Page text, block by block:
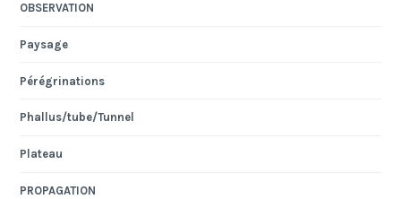
OBSERVATION
Paysage
Pérégrinations
Phallus/tube/Tunnel
Plateau
PROPAGATION